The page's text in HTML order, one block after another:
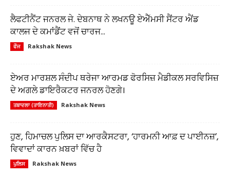
ਲੈਫਟੀਨੈਂਟ ਜਨਰਲ ਜੇ. ਦੇਬਨਾਥ ਨੇ ਲਖਨਊ ਏਐੱਮਸੀ ਸੈਂਟਰ ਐਂਡ
ਕਾਲਜ ਦੇ ਕਮਾਂਡੈਂਟ ਵਜੋਂ ਚਾਰਜ...
ਫੌਜ Rakshak News
ਏਅਰ ਮਾਰਸ਼ਲ ਸੰਦੀਪ ਥਰੇਜਾ ਆਰਮਡ ਫੋਰਸਿਜ਼ ਮੈਡੀਕਲ ਸਰਵਿਸਿਜ਼
ਦੇ ਅਗਲੇ ਡਾਇਰੈਕਟਰ ਜਨਰਲ ਹੋਣਗੇ।
ਤਬਾਦਲਾ (ਤਾਇਨਾਤੀ) Rakshak News
ਹੁਣ, ਹਿਮਾਚਲ ਪੁਲਿਸ ਦਾ ਆਰਕੈਸਟਰਾ, ‘ਹਾਰਮਨੀ ਆਫ਼ ਦ ਪਾਈਨਜ਼’,
ਵਿਵਾਦਾਂ ਕਾਰਨ ਖ਼ਬਰਾਂ ਵਿੱਚ ਹੈ
ਪੁਲਿਸ Rakshak News